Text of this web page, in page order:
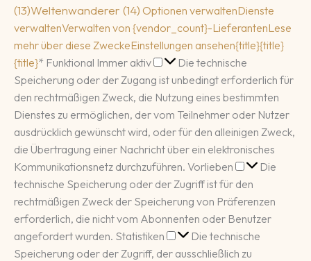
(13)Weltenwanderer (14) Optionen verwaltenDienste
verwaltenVerwalten von {vendor_count}-LieferantenLese
mehr über diese ZweckeEinstellungen ansehen{title}{title}
{title}* Funktional Immer aktiv Funktional
Die technische
Speicherung oder der Zugang ist unbedingt erforderlich für
den rechtmäßigen Zweck, die Nutzung eines bestimmten
Dienstes zu ermöglichen, der vom Teilnehmer oder Nutzer
ausdrücklich gewünscht wird, oder für den alleinigen Zweck,
die Übertragung einer Nachricht über ein elektronisches
Kommunikationsnetz durchzuführen. Vorlieben Vorlieben
Die
technische Speicherung oder der Zugriff ist für den
rechtmäßigen Zweck der Speicherung von Präferenzen
erforderlich, die nicht vom Abonnenten oder Benutzer
angefordert wurden. Statistiken Statistiken
Die technische
Speicherung oder der Zugriff, der ausschließlich zu